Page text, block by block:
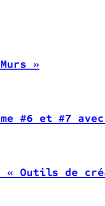
»
#6 et #7
« Outils de